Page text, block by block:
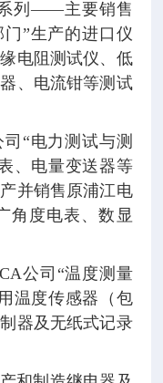
系列——主要销售
”生产的进口仪
电阻测试仪、低
、电流钳等测试
“电力测试与测
、电量变送器等
并销售原浦江电
角度电表、数显
公司“温度测量
温度传感器（包
器及无纸式记录